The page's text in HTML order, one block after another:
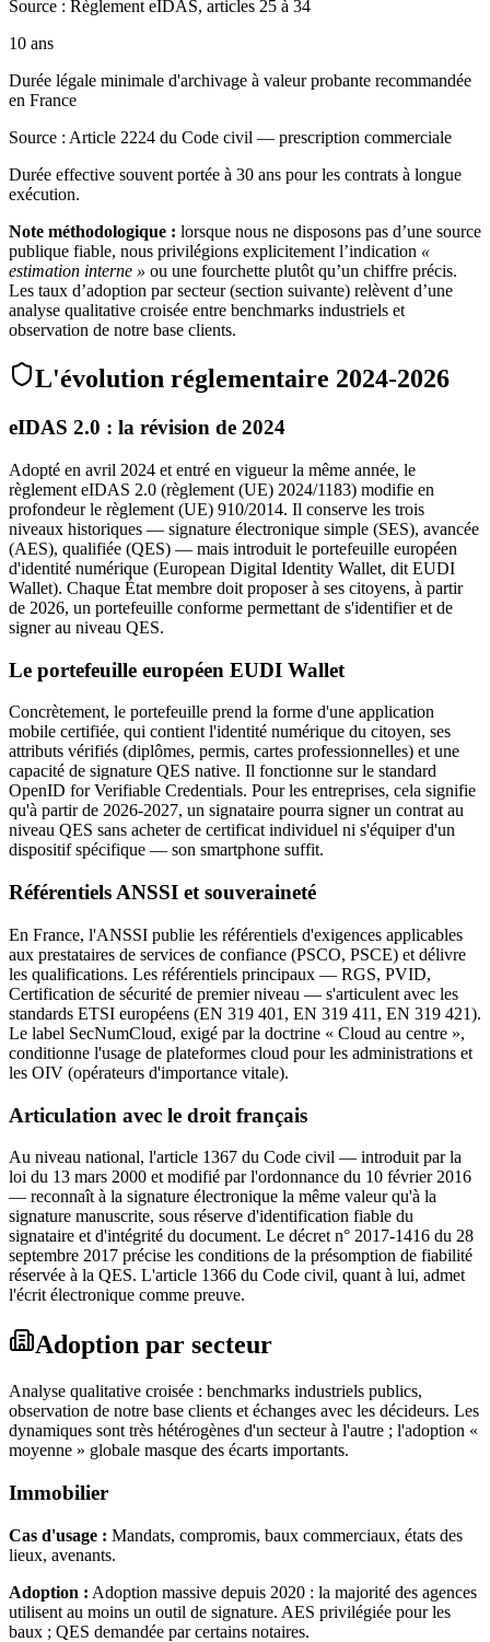
Source : Règlement eIDAS, articles 25 à 34
10 ans
Durée légale minimale d'archivage à valeur probante recommandée
en France
Source : Article 2224 du Code civil — prescription commerciale
Durée effective souvent portée à 30 ans pour les contrats à longue
exécution.
Note méthodologique : lorsque nous ne disposons pas d’une source
publique fiable, nous privilégions explicitement l’indication «
estimation interne » ou une fourchette plutôt qu’un chiffre précis.
Les taux d’adoption par secteur (section suivante) relèvent d’une
analyse qualitative croisée entre benchmarks industriels et
observation de notre base clients.
L'évolution réglementaire 2024-2026
eIDAS 2.0 : la révision de 2024
Adopté en avril 2024 et entré en vigueur la même année, le
règlement eIDAS 2.0 (règlement (UE) 2024/1183) modifie en
profondeur le règlement (UE) 910/2014. Il conserve les trois
niveaux historiques — signature électronique simple (SES), avancée
(AES), qualifiée (QES) — mais introduit le portefeuille européen
d'identité numérique (European Digital Identity Wallet, dit EUDI
Wallet). Chaque État membre doit proposer à ses citoyens, à partir
de 2026, un portefeuille conforme permettant de s'identifier et de
signer au niveau QES.
Le portefeuille européen EUDI Wallet
Concrètement, le portefeuille prend la forme d'une application
mobile certifiée, qui contient l'identité numérique du citoyen, ses
attributs vérifiés (diplômes, permis, cartes professionnelles) et une
capacité de signature QES native. Il fonctionne sur le standard
OpenID for Verifiable Credentials. Pour les entreprises, cela signifie
qu'à partir de 2026-2027, un signataire pourra signer un contrat au
niveau QES sans acheter de certificat individuel ni s'équiper d'un
dispositif spécifique — son smartphone suffit.
Référentiels ANSSI et souveraineté
En France, l'ANSSI publie les référentiels d'exigences applicables
aux prestataires de services de confiance (PSCO, PSCE) et délivre
les qualifications. Les référentiels principaux — RGS, PVID,
Certification de sécurité de premier niveau — s'articulent avec les
standards ETSI européens (EN 319 401, EN 319 411, EN 319 421).
Le label SecNumCloud, exigé par la doctrine « Cloud au centre »,
conditionne l'usage de plateformes cloud pour les administrations et
les OIV (opérateurs d'importance vitale).
Articulation avec le droit français
Au niveau national, l'article 1367 du Code civil — introduit par la
loi du 13 mars 2000 et modifié par l'ordonnance du 10 février 2016
— reconnaît à la signature électronique la même valeur qu'à la
signature manuscrite, sous réserve d'identification fiable du
signataire et d'intégrité du document. Le décret n° 2017-1416 du 28
septembre 2017 précise les conditions de la présomption de fiabilité
réservée à la QES. L'article 1366 du Code civil, quant à lui, admet
l'écrit électronique comme preuve.
Adoption par secteur
Analyse qualitative croisée : benchmarks industriels publics,
observation de notre base clients et échanges avec les décideurs. Les
dynamiques sont très hétérogènes d'un secteur à l'autre ; l'adoption «
moyenne » globale masque des écarts importants.
Immobilier
Cas d'usage : Mandats, compromis, baux commerciaux, états des
lieux, avenants.
Adoption : Adoption massive depuis 2020 : la majorité des agences
utilisent au moins un outil de signature. AES privilégiée pour les
baux ; QES demandée par certains notaires.